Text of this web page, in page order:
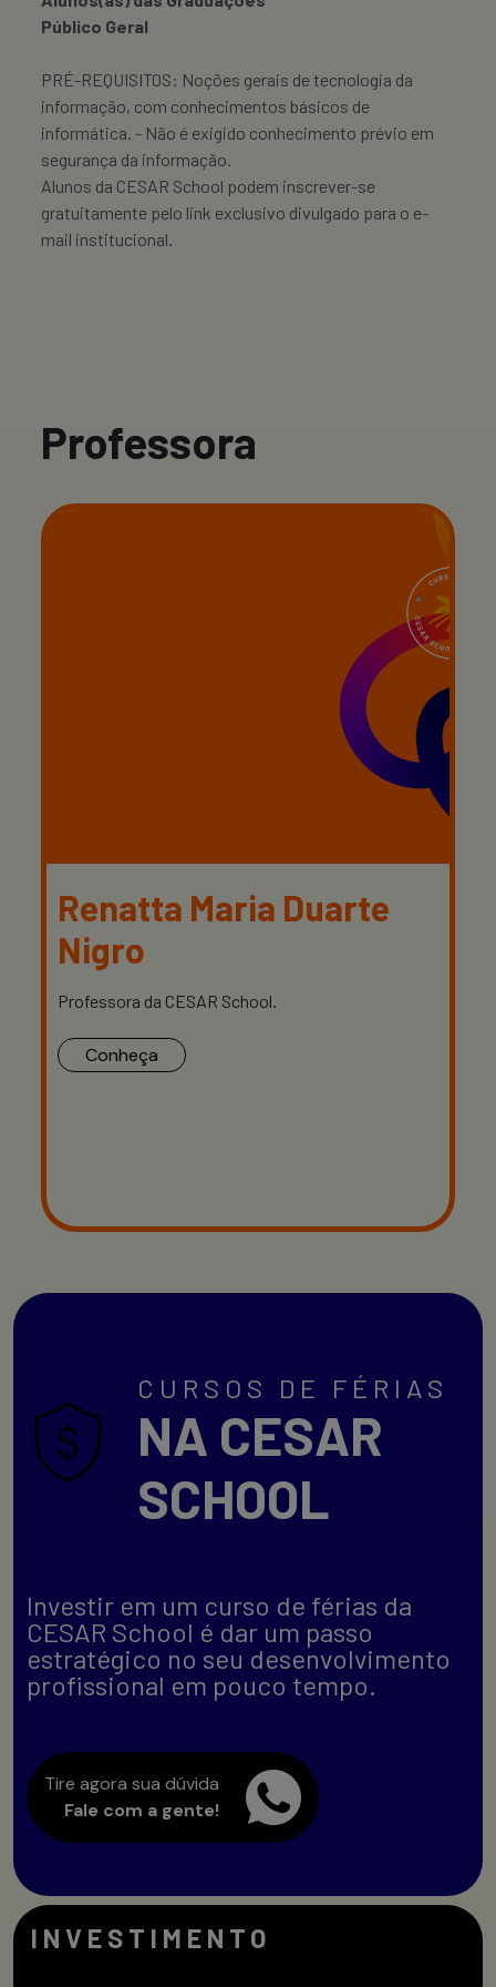
Público Geral
PRÉ-REQUISITOS: Noções gerais de tecnologia da
informação, com conhecimentos básicos de
informática. - Não é exigido conhecimento prévio em
segurança da informação.
Alunos da CESAR School podem inscrever-se
gratuitamente pelo link exclusivo divulgado para o e-
mail institucional.
Professora
Renatta Maria Duarte
Nigro
Professora da CESAR School.
Conheça
CURSOS DE FÉRIAS
NA CESAR
SCHOOL
Investir em um curso de férias da
CESAR School é dar um passo
estratégico no seu desenvolvimento
profissional em pouco tempo.
Tire agora sua dúvida
Fale com a gente!
INVESTIMENTO